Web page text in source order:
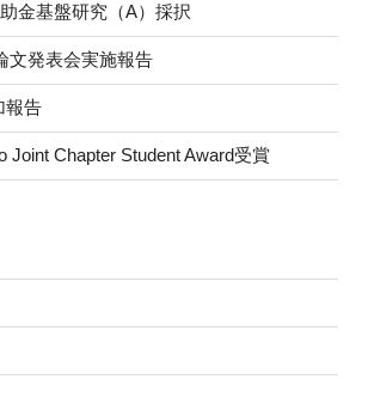
金基盤研究（A）採択
文発表会実施報告
報告
Joint Chapter Student Award受賞